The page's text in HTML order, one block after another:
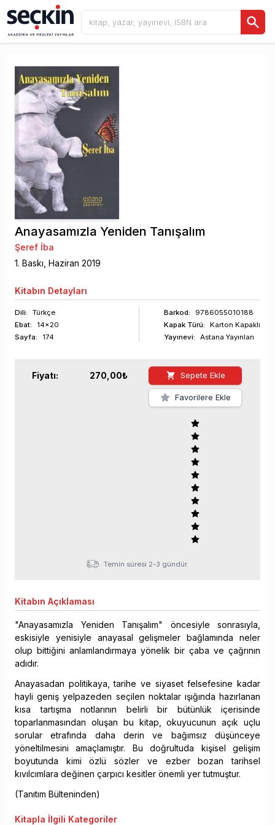
Anayasamızla Yeniden Tanışalım
Şeref İba
1. Baskı, Haziran 2019
Kitabın Detayları
Dili:
Türkçe
Ebat:
14x20
Sayfa: 174
Barkod:
9786055010188
Kapak Türü:
Karton Kapaklı
Yayınevi:
Astana Yayınları
Fiyatı: 270,00₺ Sepete Ekle
Favorilere Ekle
Temin süresi 2-3 gündür.
Kitabın Açıklaması
"Anayasamızla Yeniden Tanışalım" öncesiyle sonrasıyla,
eskisiyle yenisiyle anayasal gelişmeler bağlamında neler
olup bittiğini anlamlandırmaya yönelik bir çaba ve çağrının
adıdır.
Anayasadan politikaya, tarihe ve siyaset felsefesine kadar
hayli geniş yelpazeden seçilen noktalar ışığında hazırlanan
kısa tartışma notlarının belirli bir bütünlük içerisinde
toparlanmasından oluşan bu kitap, okuyucunun açık uçlu
sorular etrafında daha derin ve bağımsız düşünceye
yöneltilmesini amaçlamıştır. Bu doğrultuda kişisel gelişim
boyutunda kimi özlü sözler ve ezber bozan tarihsel
kıvılcımlara değinen çarpıcı kesitler önemli yer tutmuştur.
(Tanıtım Bülteninden)
Kitapla İlgili Kategoriler